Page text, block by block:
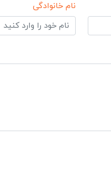
نام خانوادگی